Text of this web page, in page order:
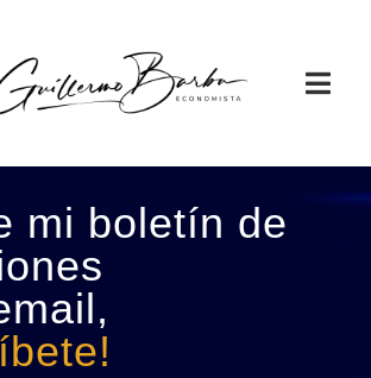
mi boletín de